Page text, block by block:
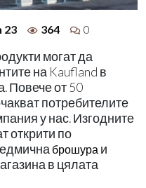
23 364 0
могат да
на Kaufland в
Повече от 50
потребителите
у нас. Изгодните
открити по
брошура и
в цялата